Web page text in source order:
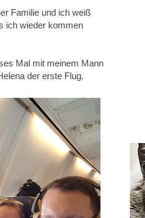
Familie und ich weiß
ich wieder kommen
Mal mit meinem Mann
der erste Flug.